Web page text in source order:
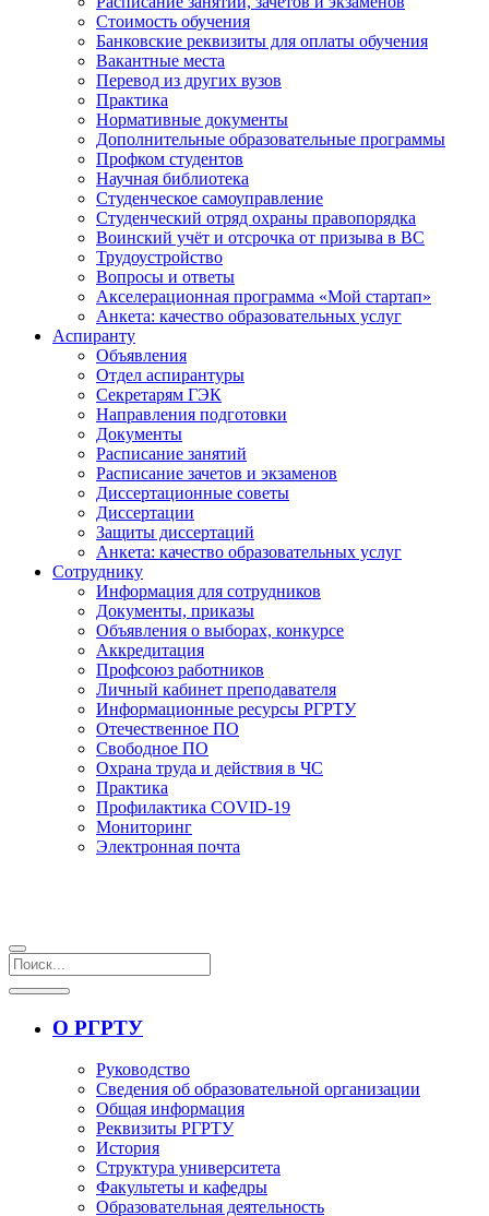
Стоимость обучения
Банковские реквизиты для оплаты обучения
Вакантные места
Перевод из других вузов
Практика
Нормативные документы
Дополнительные образовательные программы
Профком студентов
Научная библиотека
Студенческое самоуправление
Студенческий отряд охраны правопорядка
Воинский учёт и отсрочка от призыва в ВС
Трудоустройство
Вопросы и ответы
Акселерационная программа «Мой стартап»
Анкета: качество образовательных услуг
Аспиранту
Объявления
Отдел аспирантуры
Секретарям ГЭК
Направления подготовки
Документы
Расписание занятий
Расписание зачетов и экзаменов
Диссертационные советы
Диссертации
Защиты диссертаций
Анкета: качество образовательных услуг
Сотруднику
Информация для сотрудников
Документы, приказы
Объявления о выборах, конкурсе
Аккредитация
Профсоюз работников
Личный кабинет преподавателя
Информационные ресурсы РГРТУ
Отечественное ПО
Свободное ПО
Охрана труда и действия в ЧС
Практика
Профилактика COVID-19
Мониторинг
Электронная почта
О РГРТУ
Руководство
Сведения об образовательной организации
Общая информация
Реквизиты РГРТУ
История
Структура университета
Факультеты и кафедры
Образовательная деятельность